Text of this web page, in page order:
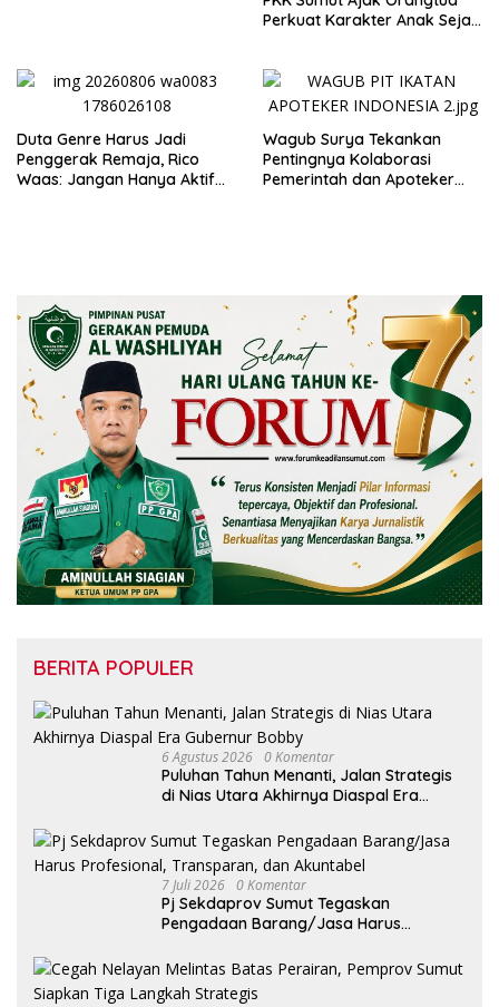
Perkuat Karakter Anak Sejak
Duta Genre Harus Jadi
Penggerak Remaja, Rico
Waas: Jangan Hanya Aktif
Wagub Surya Tekankan
Pentingnya Kolaborasi
Pemerintah dan Apoteker
BERITA POPULER
6 Agustus 2026 0 Komentar
Puluhan Tahun Menanti, Jalan Strategis
di Nias Utara Akhirnya Diaspal Era
7 Juli 2026 0 Komentar
Pj Sekdaprov Sumut Tegaskan
Pengadaan Barang/Jasa Harus